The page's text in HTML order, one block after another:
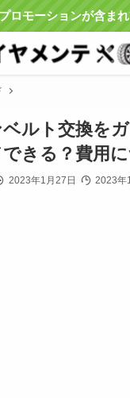
ロモーションが含ま
ルト交換を
きる？費用
2023年1月27日 2023年